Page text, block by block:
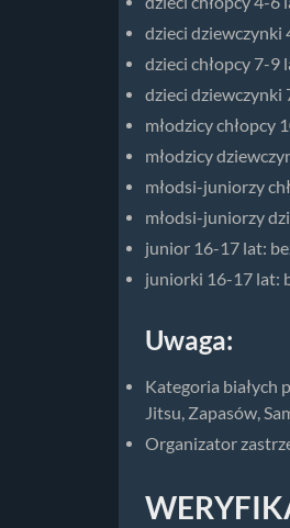
dzieci dziewczynki
dzieci chłopcy 7-9
dzieci dziewczynki
młodzicy chłopcy
młodzicy
młodsi-juniorzy
młodsi-juniorzy
junior 16-17 lat:
juniorki 16-17 lat:
Uwaga:
Kategoria białych
Jitsu, Zapasów,
Organizator